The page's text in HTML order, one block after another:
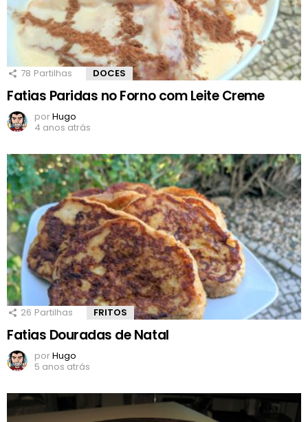
78 Partilhas DOCES
Fatias Paridas no Forno com Leite Creme
porHugo
4 anos atrás
26 Partilhas FRITOS
Fatias Douradas de Natal
porHugo
5 anos atrás